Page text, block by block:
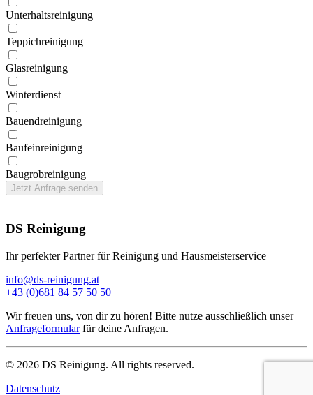
Unterhalts­reinigung
Teppich­reinigung
Glas­reinigung
Winter­dienst
Bauend­reinigung
Bau­feinreinigung
Baugrob­reinigung
Jetzt Anfrage senden
DS Reinigung
Ihr perfekter Partner für Reinigung und Hausmeisterservice
info@ds-reinigung.at
+43 (0)681 84 57 50 50
Wir freuen uns, von dir zu hören! Bitte nutze ausschließlich unser
Anfrageformularfür deine Anfragen.
© 2026 DS Reinigung. All rights reserved.
Datenschutz